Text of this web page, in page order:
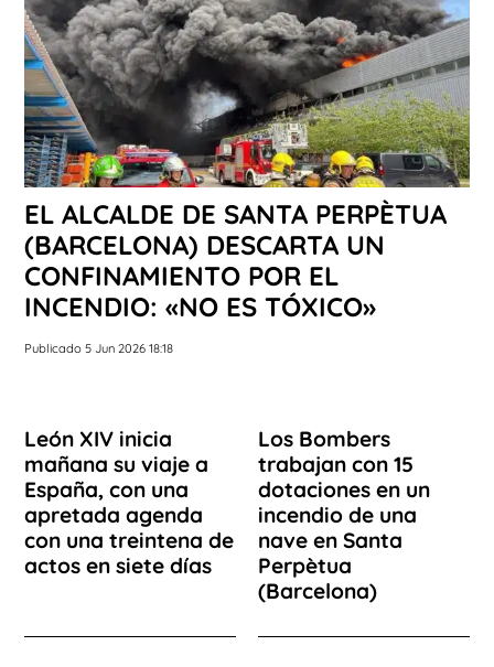
EL ALCALDE DE SANTA PERPÈTUA
(BARCELONA) DESCARTA UN
CONFINAMIENTO POR EL
INCENDIO: «NO ES TÓXICO»
Publicado 5 Jun 2026 18:18
León XIV inicia
mañana su viaje a
España, con una
apretada agenda
con una treintena de
actos en siete días
Los Bombers
trabajan con 15
dotaciones en un
incendio de una
nave en Santa
Perpètua
(Barcelona)